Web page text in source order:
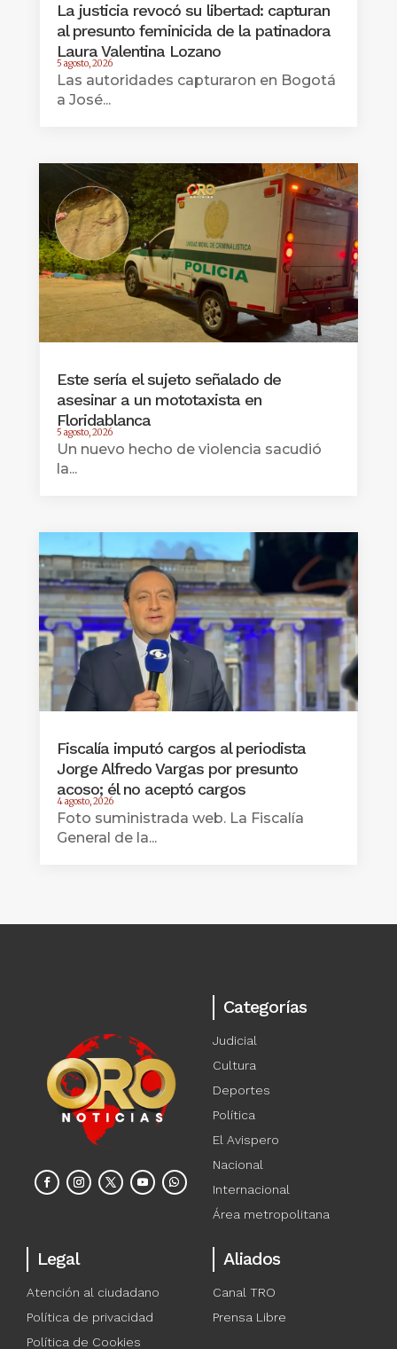
La justicia revocó su libertad: capturan
al presunto feminicida de la patinadora
Laura Valentina Lozano
5 agosto, 2026
Las autoridades capturaron en Bogotá
a José...
Este sería el sujeto señalado de
asesinar a un mototaxista en
Floridablanca
5 agosto, 2026
Un nuevo hecho de violencia sacudió
la...
Fiscalía imputó cargos al periodista
Jorge Alfredo Vargas por presunto
acoso; él no aceptó cargos
4 agosto, 2026
Foto suministrada web. La Fiscalía
General de la...
Categorías
Judicial
Cultura
Deportes
Política
El Avispero
Nacional
Internacional
Área metropolitana
Legal
Atención al ciudadano
Política de privacidad
Política de Cookies
Aliados
Canal TRO
Prensa Libre